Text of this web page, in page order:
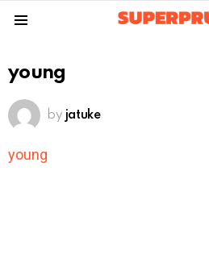
young
by jatuke
young